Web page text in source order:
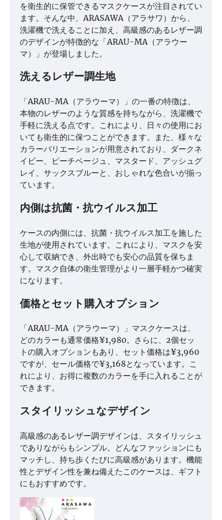
を衛生的に保管できるマスクケースが注目されてい
ます。そんな中、ARASAWA（アラサワ）から、
洗濯機で洗えることに加え、高級感のあるレザー調
のデザインが特徴的な「ARAU-MA（アラウー
マ）」が登場しました。
洗えるレザー調生地
「ARAU-MA（アラウーマ）」の一番の特徴は、
本物のレザーのような質感を持ちながら、洗濯機で
手軽に洗える点です。これにより、日々の使用にお
いても衛生的に保つことができます。また、様々な
カラーバリエーションが用意されており、ダークネ
イビー、ピーチベージュ、マスタード、アッシュグ
レイ、サックスブルーと、おしゃれな色合いが揃っ
ています。
内側は抗菌・抗ウイルス加工
ケースの内側には、抗菌・抗ウイルス加工を施した
生地が使用されています。これにより、マスクを安
心して収納でき、外出時でも安心の品質を保ちま
す。マスク自体の衛生管理がより一層手軽かつ確実
になります。
価格とセット購入オプション
「ARAU-MA（アラウーマ）」マスクケースは、
どのカラーも通常価格¥1,980。さらに、2個セッ
トの購入オプションもあり、セット価格は¥3,960
ですが、セール価格で¥3,168となっています。こ
れにより、お得に複数のカラーを手に入れることが
できます。
スタイリッシュなデザイン
高級感のあるレザー調デザインは、スタイリッシュ
でありながらもシンプル。どんなファッションにも
マッチし、持ち歩くたびに高級感があります。機能
性とデザイン性を兼ね備えたこのケースは、ギフト
にもおすすめです。